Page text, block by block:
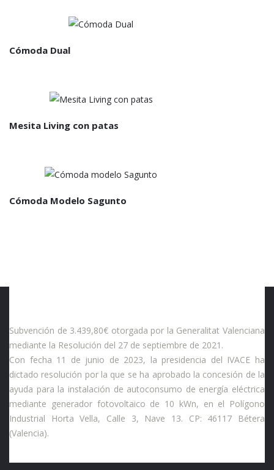
Cómoda Dual
Mesita Living con patas
Cómoda Modelo Sagunto
Subvención de 3.439,80€ otorgada por la Generalitat Valenciana
mediante la Resolución del 27 de septiembre de 2021.
Con fecha 11 de junio de 2023, la presidencia del IVACE ha
dictado resolución por la que se ha aprobado la concesión de la
ayuda para la instalación de autoconsumo de energía eléctrica
mediante generador fotovoltaico de 10 kWn, en el Polígono
Industrial Horta Vella, Calle 3, Nave 13. CP: 46117 Bétera
(Valencia).